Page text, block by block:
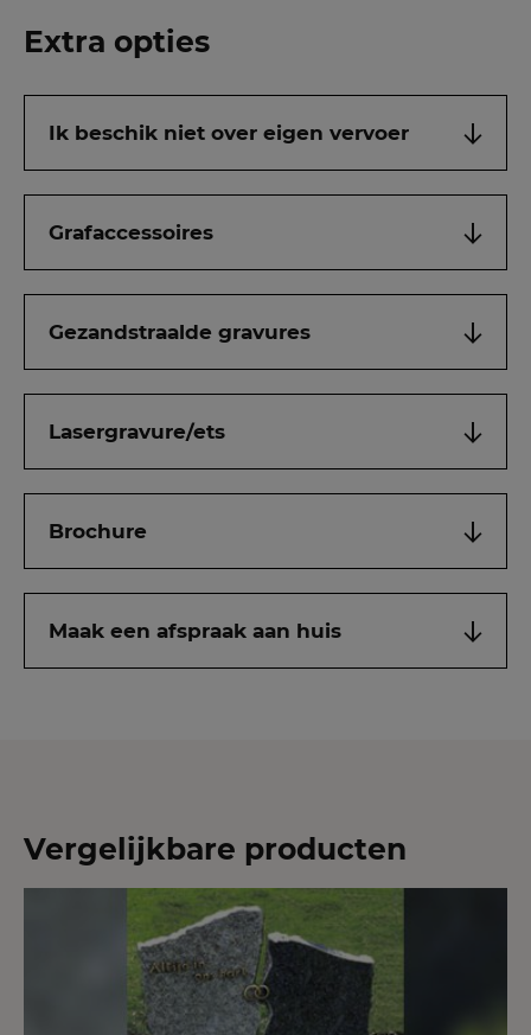
Extra opties
Ik beschik niet over eigen vervoer
Grafaccessoires
Gezandstraalde gravures
Lasergravure/ets
Brochure
Maak een afspraak aan huis
Vergelijkbare producten